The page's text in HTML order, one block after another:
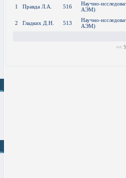
1 Правда Л.А. 516
Научно-
АЭМ)
2 Гладких Д.Н. 513
Научно-
АЭМ)
<<